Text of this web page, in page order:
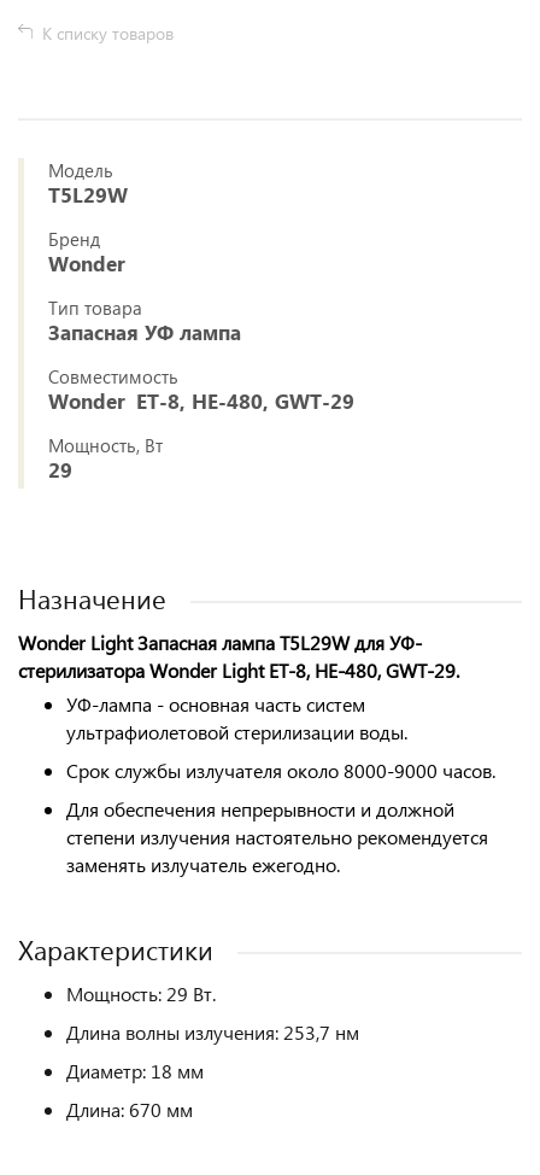
К списку товаров
Модель
T5L29W
Бренд
Wonder
Тип товара
Запасная УФ лампа
Совместимость
Wonder ET-8, HE-480, GWT-29
Мощность, Вт
29
Назначение
Wonder Light Запасная лампа T5L29W для УФ-
стерилизатора Wonder Light ET-8, HE-480, GWT-29.
УФ-лампа - основная часть систем
ультрафиолетовой стерилизации воды.
Срок службы излучателя около 8000-9000 часов.
Для обеспечения непрерывности и должной
степени излучения настоятельно рекомендуется
заменять излучатель ежегодно.
Характеристики
Мощность: 29 Вт.
Длина волны излучения: 253,7 нм
Диаметр: 18 мм
Длина: 670 мм